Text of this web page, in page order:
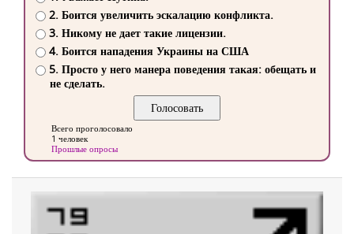
2. Боится увеличить эскалацию конфликта.
3. Никому не дает такие лицензии.
4. Боится нападения Украины на США
5. Просто у него манера поведения такая: обещать и
не сделать.
Всего проголосовало
1 человек
Прошлые опросы